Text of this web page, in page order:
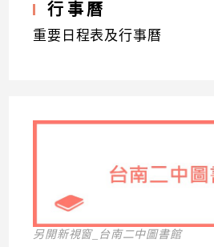
行事曆
重要日程表及行事曆
另開新視窗_台南二中圖書館